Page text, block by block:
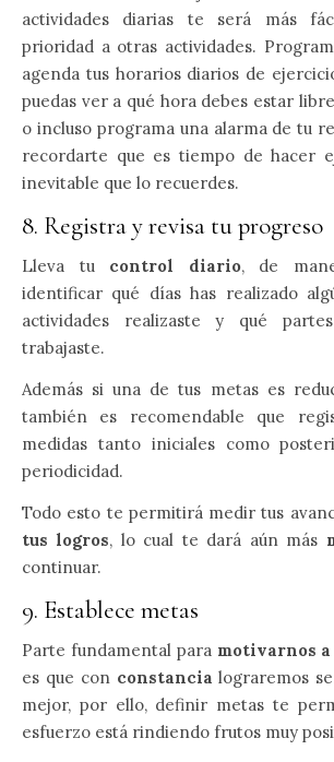
actividades diarias te será más
prioridad a otras actividades.
agenda tus horarios diarios de
puedas ver a qué hora debes estar
o incluso programa una alarma de tu
recordarte que es tiempo de hacer
inevitable que lo recuerdes.
8. Registra y revisa tu progreso
Lleva tu control diario, de
identificar qué días has realizado
actividades realizaste y qué
trabajaste.
Además si una de tus metas es
también es recomendable que
medidas tanto iniciales como
periodicidad.
Todo esto te permitirá medir tus
tus logros, lo cual te dará aún más
continuar.
9. Establece metas
Parte fundamental para motivarnos
es que con constancia lograremos
mejor, por ello, definir metas te
esfuerzo está rindiendo frutos muy